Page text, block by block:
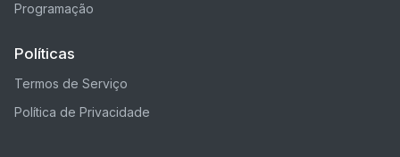
Programação
Políticas
Termos de Serviço
Política de Privacidade